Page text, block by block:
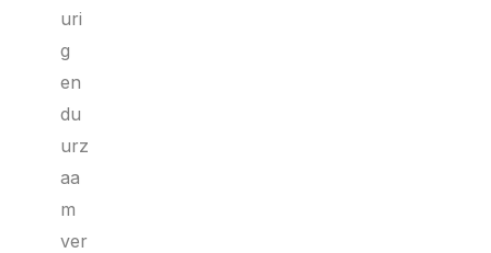
uri
g
en
du
urz
aa
m
ver